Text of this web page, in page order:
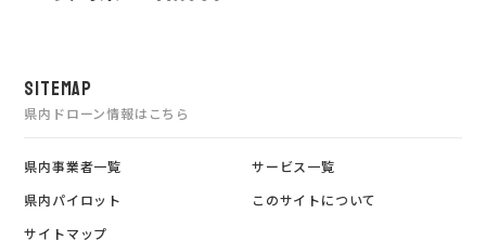
SITEMAP
県内ドローン情報はこちら
県内事業者一覧
サービス一覧
県内パイロット
このサイトについて
サイトマップ